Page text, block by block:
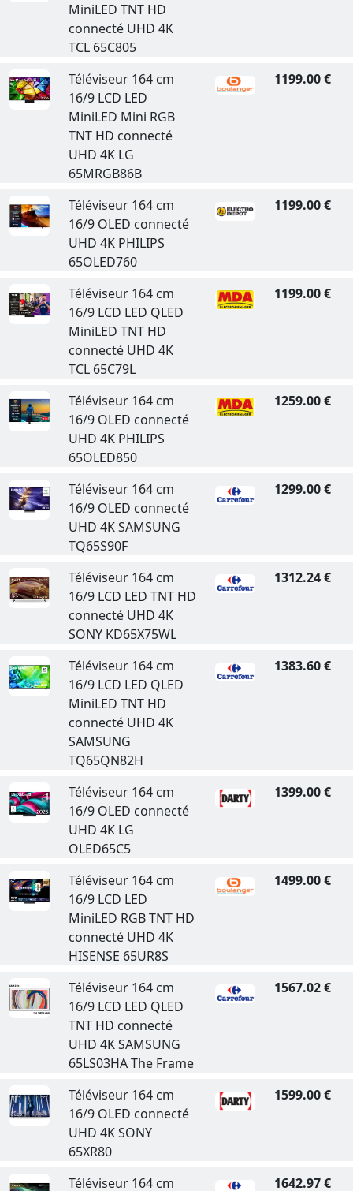
MiniLED TNT HD
connecté UHD 4K
TCL 65C805
Téléviseur 164 cm
16/9 LCD LED
MiniLED Mini RGB
TNT HD connecté
UHD 4K LG
65MRGB86B
1199.00 €
Téléviseur 164 cm
16/9 OLED connecté
UHD 4K PHILIPS
65OLED760
1199.00 €
Téléviseur 164 cm
16/9 LCD LED QLED
MiniLED TNT HD
connecté UHD 4K
TCL 65C79L
1199.00 €
Téléviseur 164 cm
16/9 OLED connecté
UHD 4K PHILIPS
65OLED850
1259.00 €
Téléviseur 164 cm
16/9 OLED connecté
UHD 4K SAMSUNG
TQ65S90F
1299.00 €
Téléviseur 164 cm
16/9 LCD LED TNT HD
connecté UHD 4K
SONY KD65X75WL
1312.24 €
Téléviseur 164 cm
16/9 LCD LED QLED
MiniLED TNT HD
connecté UHD 4K
SAMSUNG
TQ65QN82H
1383.60 €
Téléviseur 164 cm
16/9 OLED connecté
UHD 4K LG
OLED65C5
1399.00 €
Téléviseur 164 cm
16/9 LCD LED
MiniLED RGB TNT HD
connecté UHD 4K
HISENSE 65UR8S
1499.00 €
Téléviseur 164 cm
16/9 LCD LED QLED
TNT HD connecté
UHD 4K SAMSUNG
65LS03HA The Frame
1567.02 €
Téléviseur 164 cm
16/9 OLED connecté
UHD 4K SONY
65XR80
1599.00 €
Téléviseur 164 cm 1642.97 €